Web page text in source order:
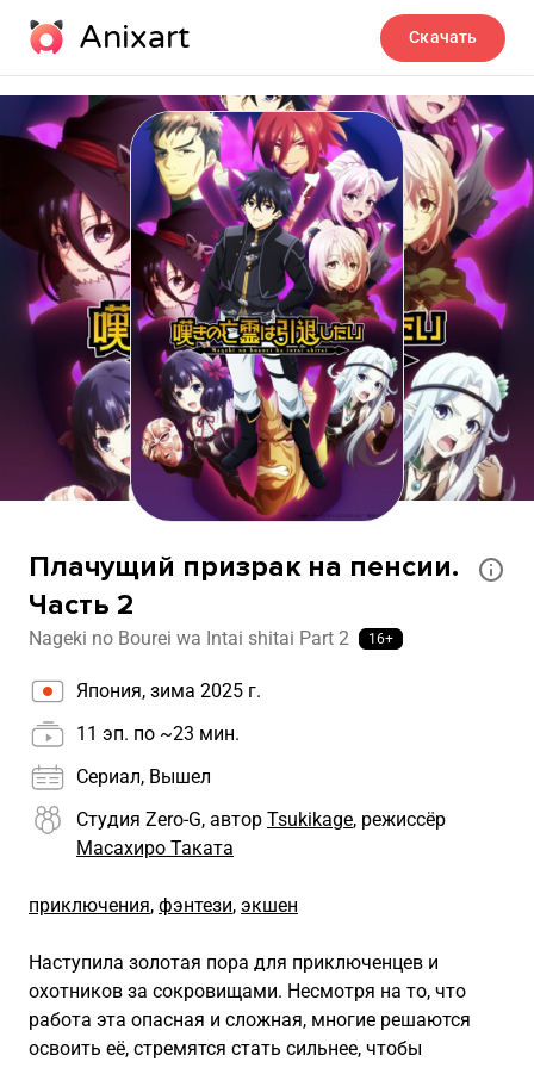
Anixart Скачать
Плачущий призрак на пенсии.
Часть 2
Nageki no Bourei wa Intai shitai Part 2 16+
Япония, зима 2025 г.
11 эп. по ~23 мин.
Сериал, Вышел
Студия Zero-G, автор Tsukikage, режиссёр
Масахиро Таката
приключения, фэнтези, экшен
Наступила золотая пора для приключенцев и
охотников за сокровищами. Несмотря на то, что
работа эта опасная и сложная, многие решаются
освоить её, стремятся стать сильнее, чтобы